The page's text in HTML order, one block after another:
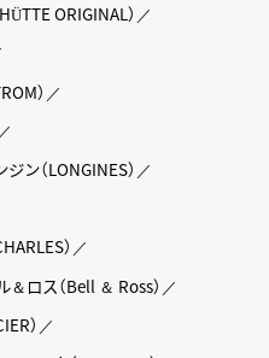
ORIGINAL）
）
ジン（LONGINES）
）
＆ロス（Bell ＆ Ross）
）